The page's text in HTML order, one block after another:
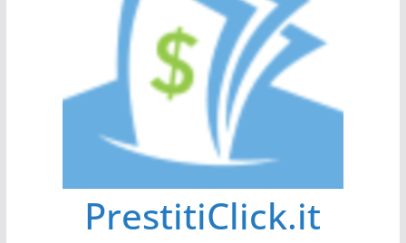
PrestitiClick.it